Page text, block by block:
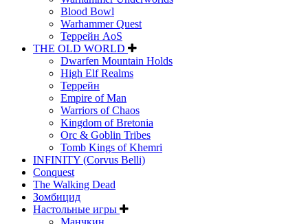
Blood Bowl
Warhammer Quest
Террейн AoS
THE OLD WORLD
Dwarfen Mountain Holds
High Elf Realms
Террейн
Empire of Man
Warriors of Chaos
Kingdom of Bretonia
Orc & Goblin Tribes
Tomb Kings of Khemri
INFINITY (Corvus Belli)
Conquest
The Walking Dead
Зомбицид
Настольные игры
Манчкин